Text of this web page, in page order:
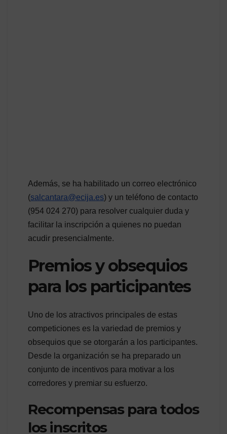
Además, se ha habilitado un correo electrónico
(salcantara@ecija.es) y un teléfono de contacto
(954 024 270) para resolver cualquier duda y
facilitar la inscripción a quienes no puedan
acudir presencialmente.
Premios y obsequios
para los participantes
Uno de los atractivos principales de estas
competiciones es la variedad de premios y
obsequios que se otorgarán a los participantes.
Desde la organización se ha preparado un
conjunto de incentivos para motivar a los
corredores y premiar su esfuerzo.
Recompensas para todos
los inscritos